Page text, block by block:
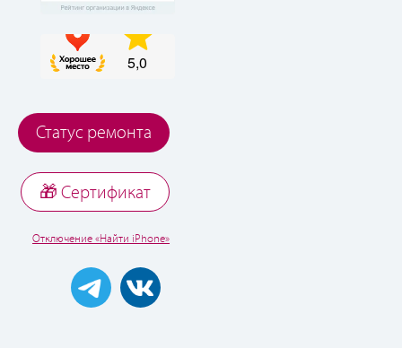
Статус ремонта
🎁 Cертификат
Отключение «Найти iPhone»